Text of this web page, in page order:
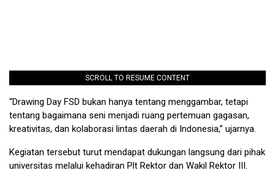
SCROLL TO RESUME CONTENT
“Drawing Day FSD bukan hanya tentang menggambar, tetapi
tentang bagaimana seni menjadi ruang pertemuan gagasan,
kreativitas, dan kolaborasi lintas daerah di Indonesia,” ujarnya.
Kegiatan tersebut turut mendapat dukungan langsung dari pihak
universitas melalui kehadiran Plt Rektor dan Wakil Rektor III.